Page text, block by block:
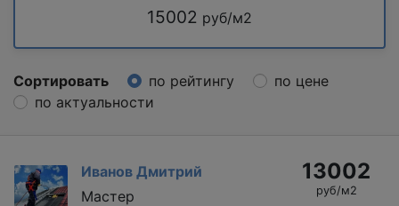
15002 руб/м2
Сортировать по рейтингу
по цене
по актуальности
Иванов Дмитрий
Мастер
13002
руб/м2